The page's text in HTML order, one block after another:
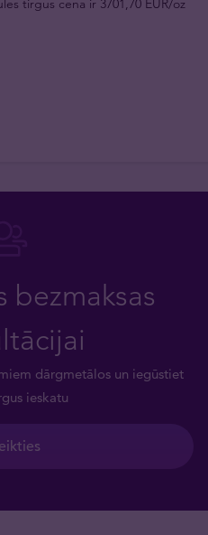
tirgus cena ir 3701,70 EUR/oz
bezmaksas
dārgmetālos un iegūstiet
ieskatu